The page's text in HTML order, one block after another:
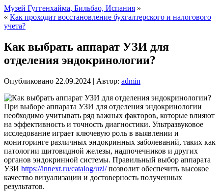
Музей Гуггенхайма, Бильбао, Испания »
« Как проходит восстановление бухгалтерского и налогового
учета?
Как выбрать аппарат УЗИ для
отделения эндокринологии?
Опубликовано 22.09.2024 | Автор: admin
При выборе аппарата УЗИ для отделения эндокринологии
необходимо учитывать ряд важных факторов, которые влияют
на эффективность и точность диагностики. Ультразвуковое
исследование играет ключевую роль в выявлении и
мониторинге различных эндокринных заболеваний, таких как
патологии щитовидной железы, надпочечников и других
органов эндокринной системы. Правильный выбор аппарата
УЗИ https://innext.ru/catalog/uzi/позволит обеспечить высокое
качество визуализации и достоверность полученных
результатов.